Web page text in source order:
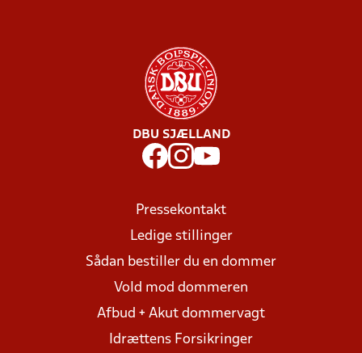
DBU SJÆLLAND
Pressekontakt
Ledige stillinger
Sådan bestiller du en dommer
Vold mod dommeren
Afbud + Akut dommervagt
Idrættens Forsikringer